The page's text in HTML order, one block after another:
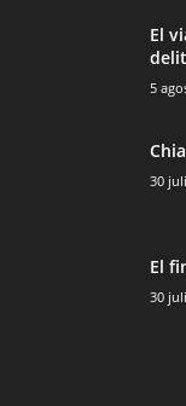
El
5
30
El
30